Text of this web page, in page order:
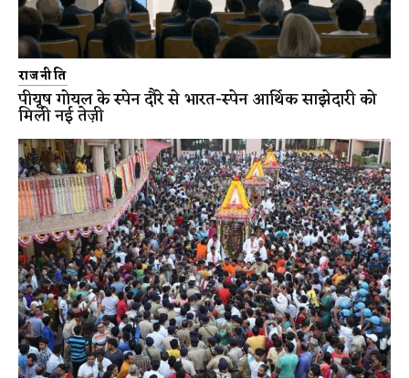
राजनीति
पीयूष गोयल के स्पेन दौरे से भारत-स्पेन आर्थिक साझेदारी को
मिली नई तेज़ी